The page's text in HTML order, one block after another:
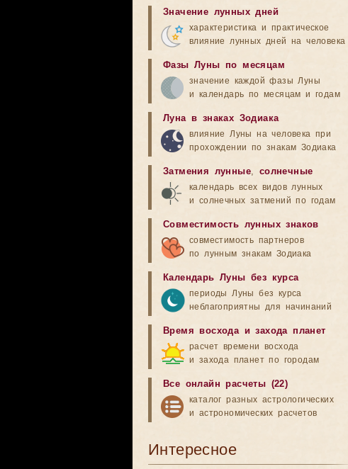
Значение лунных дней
характеристика и практическое
влияние лунных дней на человека
Фазы Луны по месяцам
значение каждой фазы Луны
и календарь по месяцам и годам
Луна в знаках Зодиака
влияние Луны на человека при
прохождении по знакам Зодиака
Затмения лунные, солнечные
календарь всех видов лунных
и солнечных затмений по годам
Совместимость лунных знаков
совместимость партнеров
по лунным знакам Зодиака
Календарь Луны без курса
периоды Луны без курса
неблагоприятны для начинаний
Время восхода и захода планет
расчет времени восхода
и захода планет по городам
Все онлайн расчеты (22)
каталог разных астрологических
и астрономических расчетов
Интересное